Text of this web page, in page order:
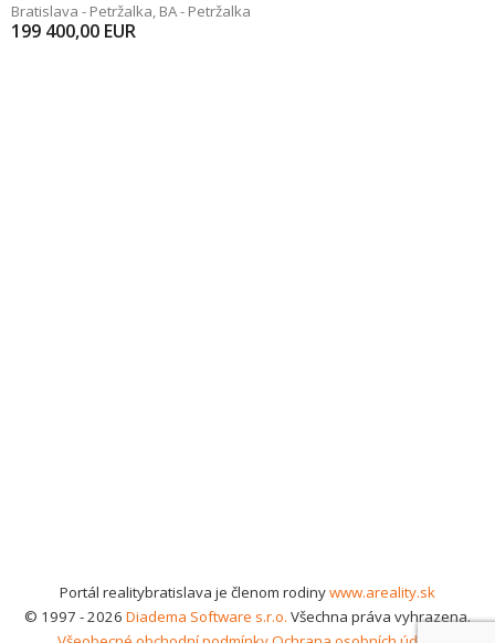
Bratislava - Petržalka, BA - Petržalka
199 400,00 EUR
Portál realitybratislava je členom rodinywww.areality.sk
© 1997 - 2026 Diadema Software s.r.o. Všechna práva vyhrazena.